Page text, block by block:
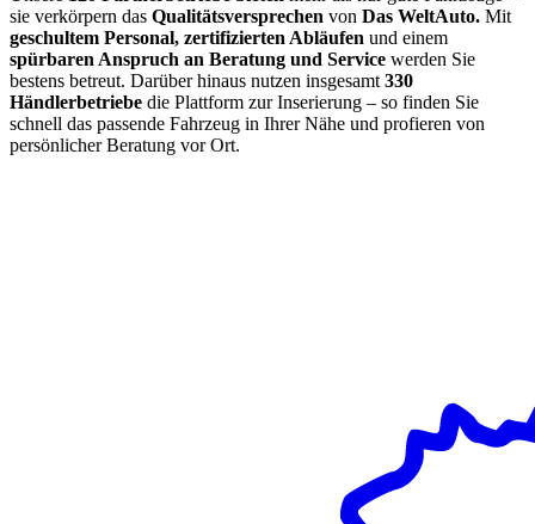
sie verkörpern das Qualitätsversprechen von Das WeltAuto. Mit
geschultem Personal, zertifizierten Abläufen und einem
spürbaren Anspruch an Beratung und Service werden Sie
bestens betreut. Darüber hinaus nutzen insgesamt 330
Händlerbetriebe die Plattform zur Inserierung – so finden Sie
schnell das passende Fahrzeug in Ihrer Nähe und profieren von
persönlicher Beratung vor Ort.